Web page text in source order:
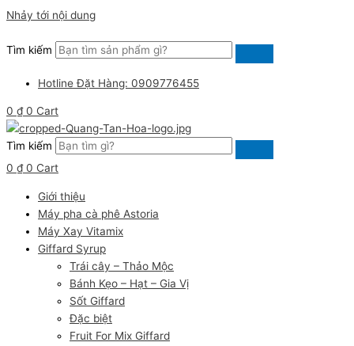
Nhảy tới nội dung
Tìm kiếm
Hotline Đặt Hàng: 0909776455
0 ₫ 0 Cart
Tìm kiếm
0 ₫ 0 Cart
Giới thiệu
Máy pha cà phê Astoria
Máy Xay Vitamix
Giffard Syrup
Trái cây – Thảo Mộc
Bánh Kẹo – Hạt – Gia Vị
Sốt Giffard
Đặc biệt
Fruit For Mix Giffard